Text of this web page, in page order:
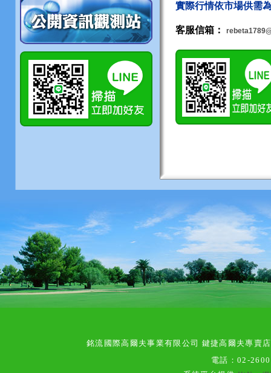
實際行情依市場供需
客服信箱：
銘流國際高爾夫事業有限公司 鍵捷高爾夫專賣店
電話： 02-